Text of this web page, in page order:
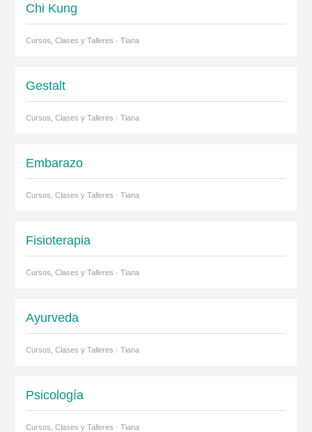
Chi Kung
Cursos, Clases y Talleres · Tiana
Gestalt
Cursos, Clases y Talleres · Tiana
Embarazo
Cursos, Clases y Talleres · Tiana
Fisioterapia
Cursos, Clases y Talleres · Tiana
Ayurveda
Cursos, Clases y Talleres · Tiana
Psicología
Cursos, Clases y Talleres · Tiana